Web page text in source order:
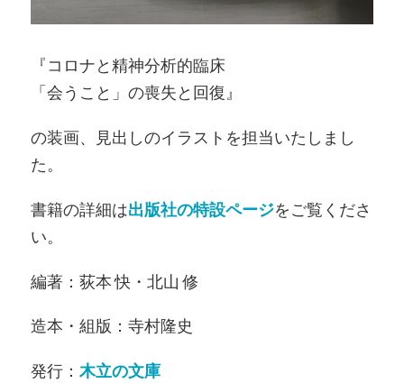
『コロナと精神分析的臨床
「会うこと」の喪失と回復』
の装画、見出しのイラストを担当いたしまし
た。
書籍の詳細は出版社の特設ページをご覧くださ
い。
編著：荻本 快・北山 修
造本・組版：寺村隆史
発行： 木立の文庫